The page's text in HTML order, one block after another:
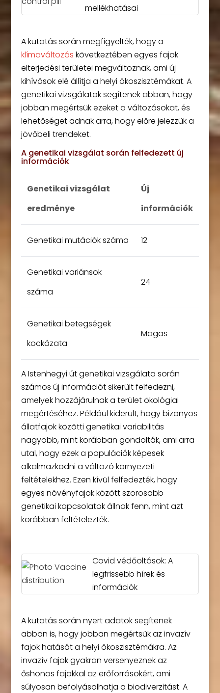
mellékhatásai
A kutatás során megfigyelték, hogy a
klímaváltozás következtében egyes fajok
elterjedési területei megváltoznak, ami új
kihívások elé állítja a helyi ökoszisztémákat. A
genetikai vizsgálatok segítenek abban, hogy
jobban megértsük ezeket a változásokat, és
lehetőséget adnak arra, hogy előre jelezzük a
jövőbeli trendeket.
A genetikai vizsgálat során felfedezett új
információk
Genetikai vizsgálat
eredménye
Új
információk
Genetikai mutációk száma 12
Genetikai variánsok
száma
24
Genetikai betegségek
kockázata
Magas
A Istenhegyi út genetikai vizsgálata során
számos új információt sikerült felfedezni,
amelyek hozzájárulnak a terület ökológiai
megértéséhez. Például kiderült, hogy bizonyos
állatfajok közötti genetikai variabilitás
nagyobb, mint korábban gondolták, ami arra
utal, hogy ezek a populációk képesek
alkalmazkodni a változó környezeti
feltételekhez. Ezen kívül felfedezték, hogy
egyes növényfajok között szorosabb
genetikai kapcsolatok állnak fenn, mint azt
korábban feltételezték.
Covid védőoltások: A
legfrissebb hírek és
információk
A kutatás során nyert adatok segítenek
abban is, hogy jobban megértsük az invazív
fajok hatását a helyi ökoszisztémákra. Az
invazív fajok gyakran versenyeznek az
őshonos fajokkal az erőforrásokért, ami
súlyosan befolyásolhatja a biodiverzitást. A